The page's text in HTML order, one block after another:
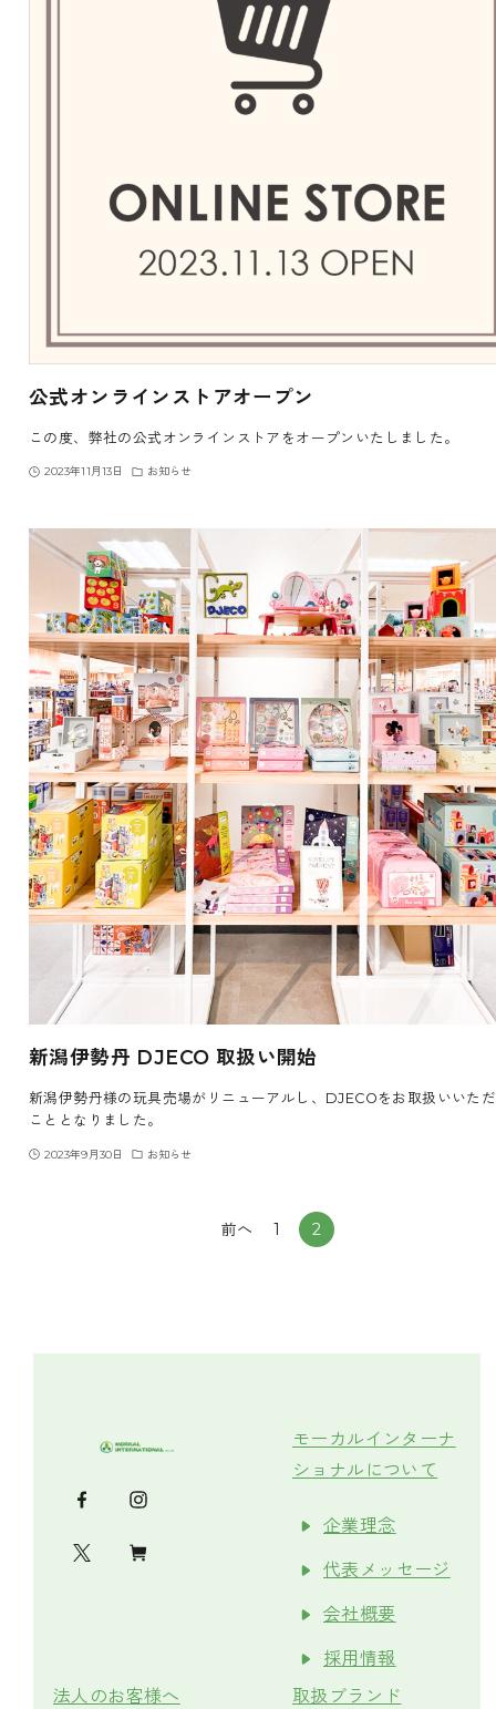
公式オンラインストアオープン
この度、弊社の公式オンラインストアをオープンいたしました。
2023年11月13日 お知らせ
新潟伊勢丹 DJECO 取扱い開始
新潟伊勢丹様の玩具売場がリニューアルし、DJECOをお取扱いいた
こととなりました。
2023年9月30日 お知らせ
前へ 1 2
モーカルインターナ
ショナルについて
企業理念
代表メッセージ
会社概要
採用情報
法人のお客様へ
取扱ブランド